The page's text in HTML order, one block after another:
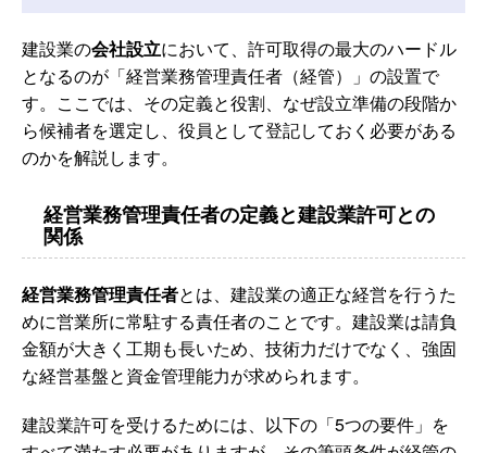
建設業の会社設立において、許可取得の最大のハードル
となるのが「経営業務管理責任者（経管）」の設置で
す。ここでは、その定義と役割、なぜ設立準備の段階か
ら候補者を選定し、役員として登記しておく必要がある
のかを解説します。
経営業務管理責任者の定義と建設業許可との
関係
経営業務管理責任者とは、建設業の適正な経営を行うた
めに営業所に常駐する責任者のことです。建設業は請負
金額が大きく工期も長いため、技術力だけでなく、強固
な経営基盤と資金管理能力が求められます。
建設業許可を受けるためには、以下の「5つの要件」を